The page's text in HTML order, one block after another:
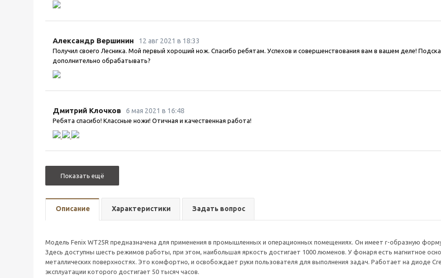
Александр Вершинин 12 авг 2021 в 18:33
Получил своего Лесника. Мой первый хороший нож. Спасибо ребятам. Успехов и совершенствования вам в вашем деле!
дополнительно обрабатывать?
Дмитрий Клочков 6 мая 2021 в 16:48
Ребята спасибо! Классные ножи! Отичная и качественная работа!
Показать ещё
Описание Характеристики Задать вопрос
Модель Fenix WT25R предназначена для применения в промышленных и операционных помещениях. Он имеет r-образную форму
Здесь доступны шесть режимов работы, при этом, наибольшая яркость достигает 1000 люменов. У фонаря есть магнитное
металлических поверхностях. Это комфортно, и освобождает руки пользователя для выполнения задач. Работает на диоде
эксплуатации которого достигает 50 тысяч часов.